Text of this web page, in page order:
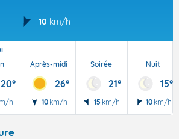
10 km/h
20°
h
Après-midi
26°
10 km/h
Soirée
21°
15 km/h
Nuit
15°
10 km/h